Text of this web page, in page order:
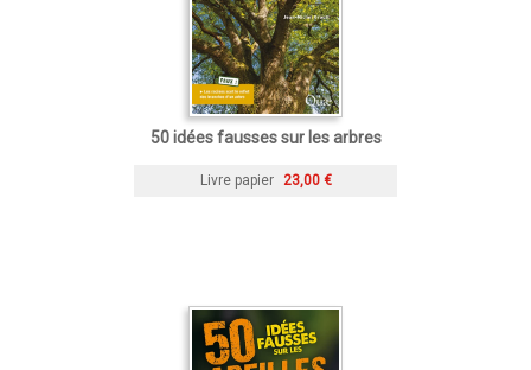
50 idées fausses sur les arbres
Livre papier 23,00 €